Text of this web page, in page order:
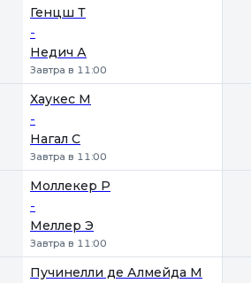
Генцш Т
-
Недич А
Завтра в 11:00
Хаукес М
-
Нагал С
Завтра в 11:00
Моллекер Р
-
Меллер Э
Завтра в 11:00
Пучинелли де Алмейда М